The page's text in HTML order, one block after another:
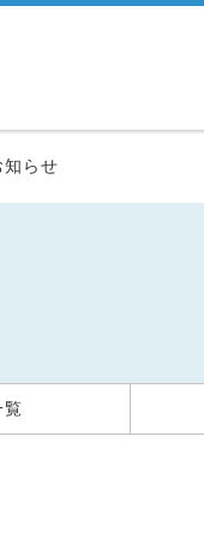
知らせ
覧